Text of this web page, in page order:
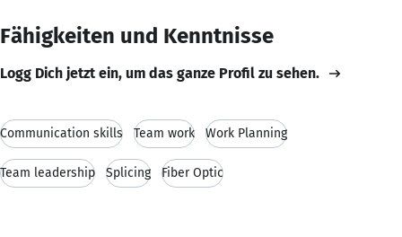
Fähigkeiten und Kenntnisse
Logg Dich jetzt ein, um das ganze Profil zu sehen.
Communication skills Team work Work Planning
Team leadership Splicing Fiber Optic